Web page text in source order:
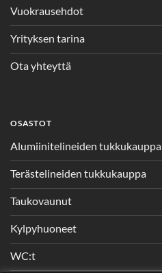
Vuokrausehdot
Yrityksen tarina
Ota yhteyttä
OSASTOT
Alumiinitelineiden tukkukauppa
Terästelineiden tukkukauppa
Taukovaunut
Kylpyhuoneet
WC:t